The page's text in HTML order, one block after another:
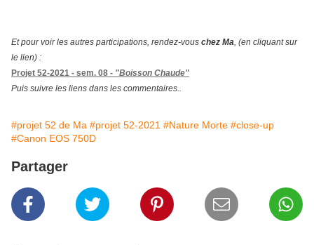
Et pour voir les autres participations, rendez-vous chez Ma , (en cliquant sur
le lien) :
Projet 52-2021 - sem. 08 - "Boisson Chaude"
Puis suivre les liens dans les commentaires..
#projet 52 de Ma #projet 52-2021 #Nature Morte #close-up
#Canon EOS 750D
Partager